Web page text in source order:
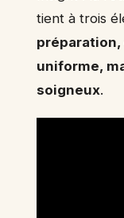
tient à trois
uniforme,
soigneux.